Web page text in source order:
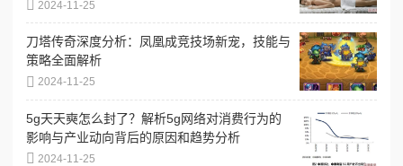
2024-11-25
刀塔传奇深度分析：凤凰成竞技场新宠，技能与
策略全面解析
2024-11-25
5g天天奭怎么封了？解析5g网络对消费行为的
影响与产业动向背后的原因和趋势分析
2024-11-25